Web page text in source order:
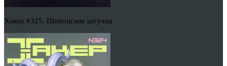
Хакер #325. Шпионские штучки